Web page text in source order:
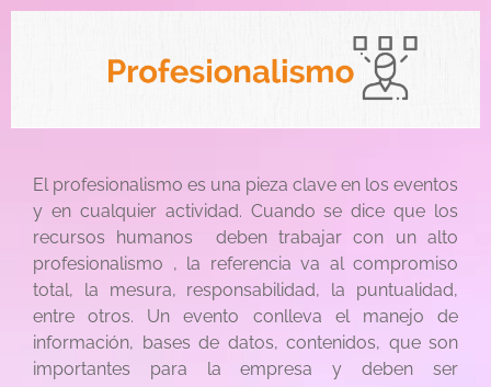
El profesionalismo es una pieza clave en los eventos
y en cualquier actividad. Cuando se dice que los
recursos humanos deben trabajar con un alto
profesionalismo , la referencia va al compromiso
total, la mesura, responsabilidad, la puntualidad,
entre otros. Un evento conlleva el manejo de
información, bases de datos, contenidos, que son
importantes para la empresa y deben ser